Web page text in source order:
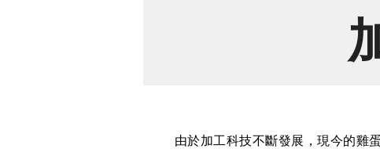
由於加工科技不斷發展，現今的雞